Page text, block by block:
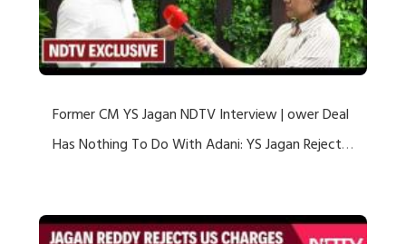
Former CM YS Jagan NDTV Interview | ower Deal
Has Nothing To Do With Adani: YS Jagan Rejects